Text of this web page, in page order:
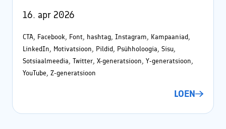
Sooduskoodid ja -pakkumised koostööpartneritelt!
Koolitaja Maido Mesipuu
Interneti turvalisuse ja veibi loengud koolides
16. apr 2026
CTA, Facebook, Font, hashtag, Instagram, Kampaaniad,
LinkedIn, Motivatsioon, Pildid, Psühholoogia, Sisu,
Sotsiaalmeedia, Twitter, X-generatsioon, Y-generatsioon,
YouTube, Z-generatsioon
LOEN